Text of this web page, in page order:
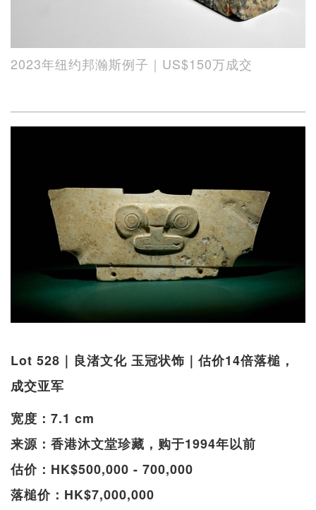
2023年纽约邦瀚斯例子｜US$150万成交
Lot 528｜良渚文化 玉冠状饰｜估价14倍落槌，
成交亚军
宽度：7.1 cm
来源：香港沐文堂珍藏，购于1994年以前
估价：HK$500,000 - 700,000
落槌价：HK$7,000,000